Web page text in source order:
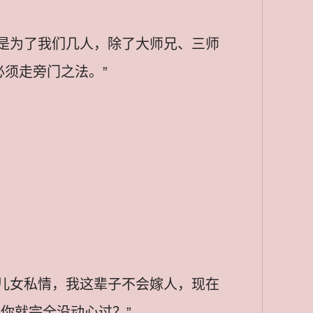
为了我们几人，除了大师兄、三师
走旁门之法。”
女私情，我这辈子不会嫁人，现在